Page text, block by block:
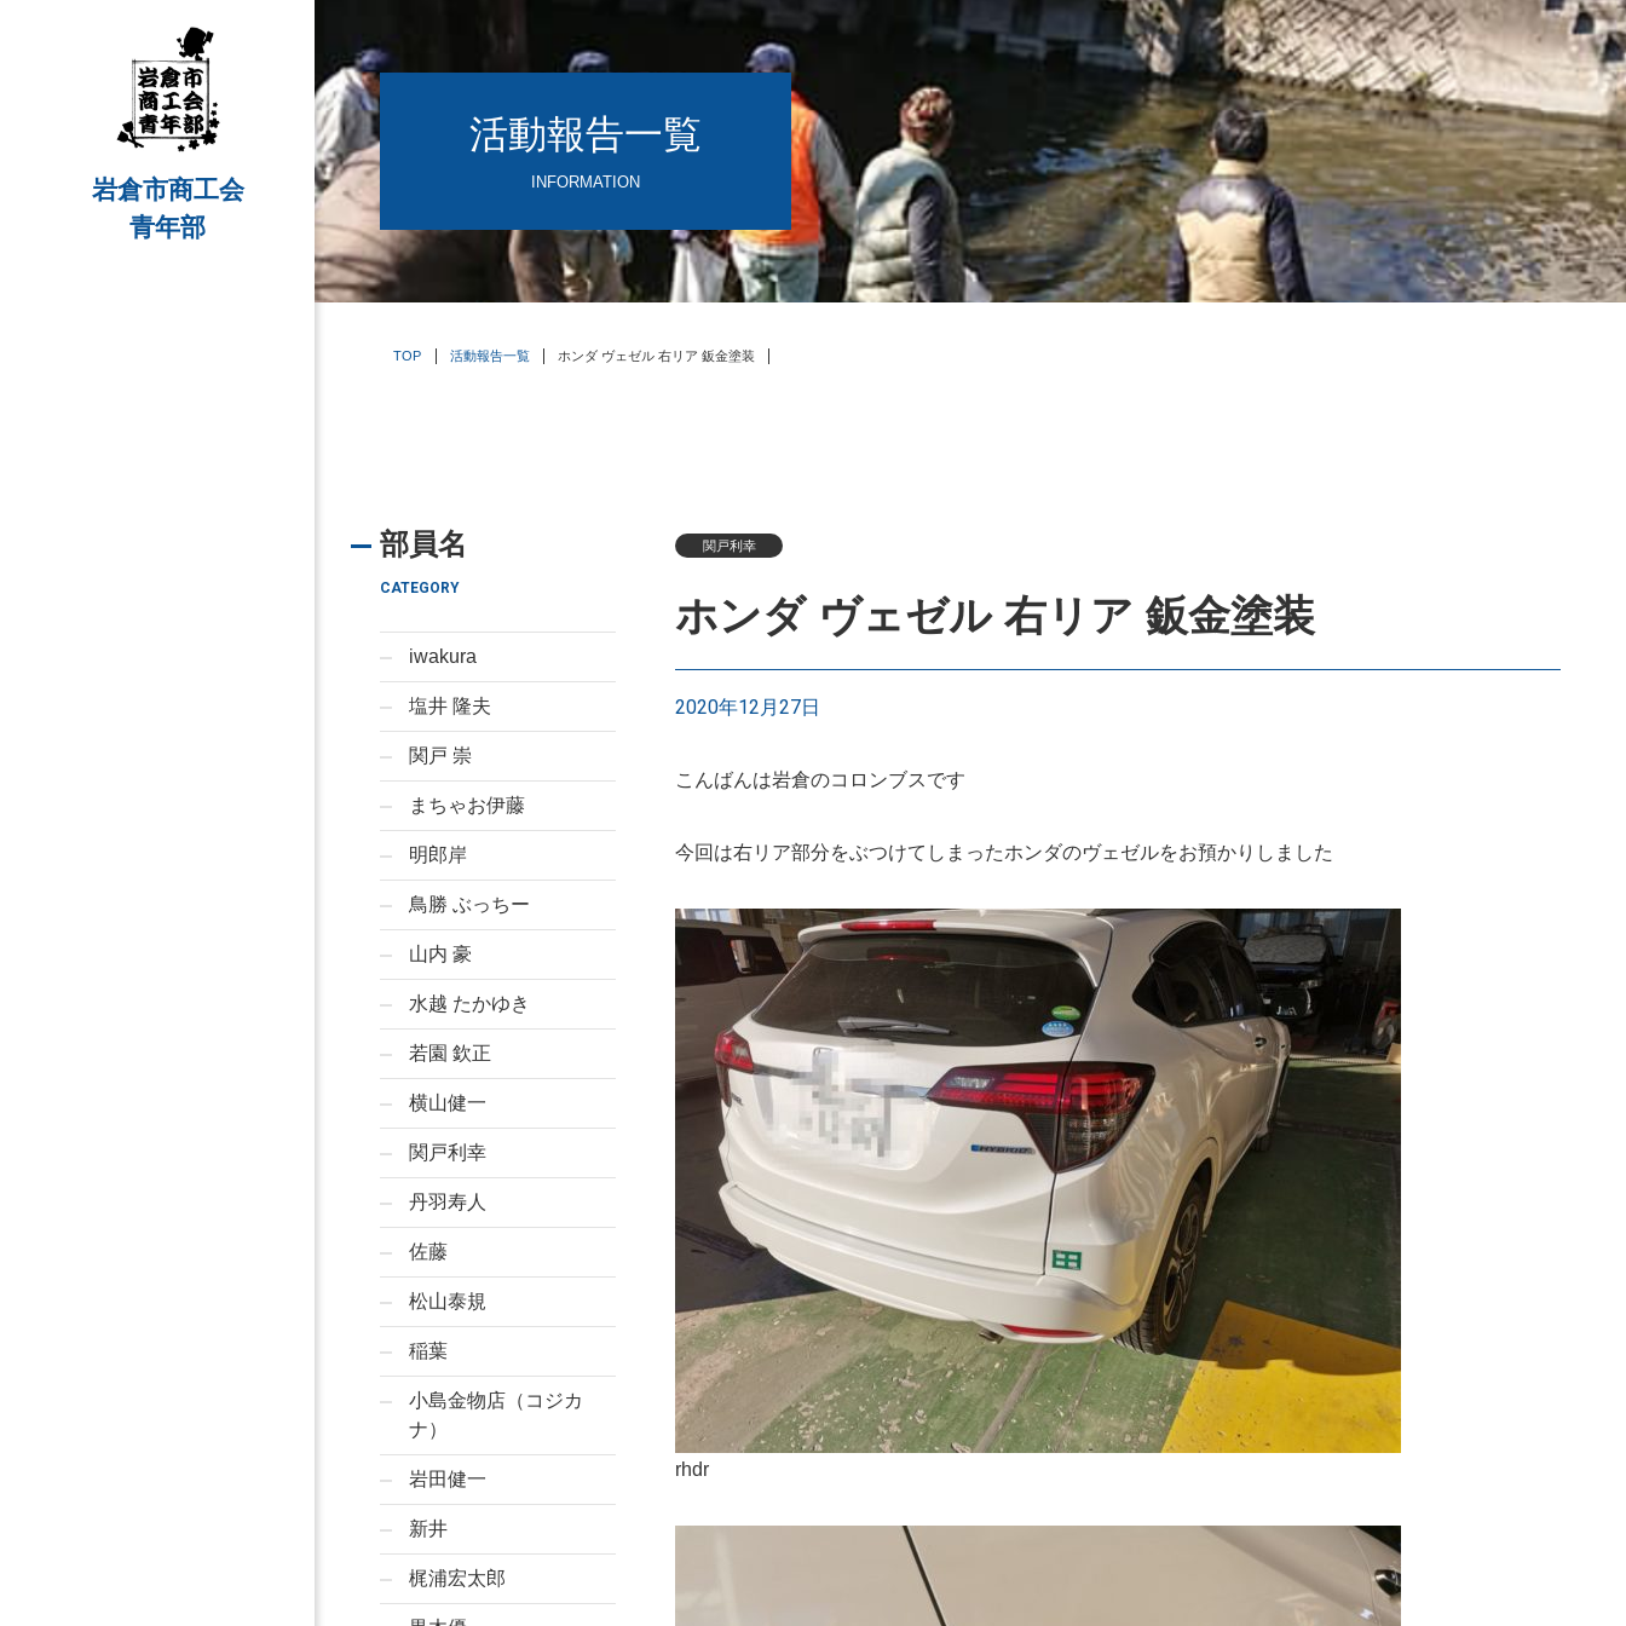
岩倉市商工会
青年部
活動報告一覧
INFORMATION
TOP 活動報告一覧 ホンダ ヴェゼル 右リア 鈑金塗装
関戸利幸
ホンダ ヴェゼル 右リア 鈑金塗装
2020年12月27日
こんばんは岩倉のコロンブスです
今回は右リア部分をぶつけてしまったホンダのヴェゼルをお預かりしました
rhdr
部員名
CATEGORY
iwakura
塩井 隆夫
関戸 崇
まちゃお伊藤
明郎岸
鳥勝 ぶっちー
山内 豪
水越 たかゆき
若園 欽正
横山健一
関戸利幸
丹羽寿人
佐藤
松山泰規
稲葉
小島金物店（コジカ
ナ）
岩田健一
新井
梶浦宏太郎